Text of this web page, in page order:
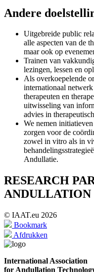
Andere
Uitgebreide public
alle aspecten van de
maar ook op
Trainen van
lezingen, lessen en
Als overkoepelende
internationaal
therapeuten en
uitwisseling van
advies in
We nemen
zorgen voor de
zowel in vitro als in
Andullatie.
RESEARCH
ANDULLATION
© IAAT.eu 2026
Bookmark
Afdrukken
International Association
for Andullation